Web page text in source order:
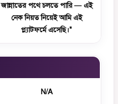
জান্নাতের পথে চলতে পারি — এই
নেক নিয়ত নিয়েই আমি এই
প্ল্যাটফর্মে এসেছি।"
N/A